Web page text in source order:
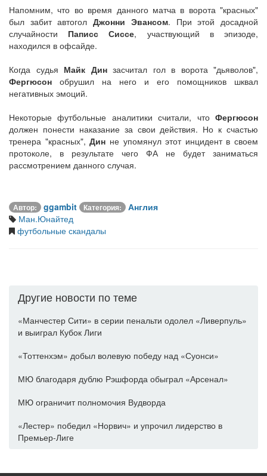
Напомним, что во время данного матча в ворота "красных"
был забит автоголДжонни Эвансом. При этой досадной
случайности Паписс Сиссе, участвующий в эпизоде,
находился в офсайде.
Когда судья Майк Динзасчитал гол в ворота "дьяволов",
Фергюсон обрушил на него и его помощников шквал
негативных эмоций.
Некоторые футбольные аналитики считали, что Фергюсон
должен понести наказание за свои действия. Но к счастью
тренера "красных",Дин не упомянул этот инцидент в своем
протоколе, в результате чего ФА не будет заниматься
рассмотрением данного случая.
Автор: ggambit Категория:
Англия
Ман.Юнайтед
футбольные скандалы
Другие новости по теме
«Манчестер Сити» в серии пенальти одолел «Ливерпуль»
и выиграл Кубок Лиги
«Тоттенхэм» добыл волевую победу над «Суонси»
МЮ благодаря дублю Рэшфорда обыграл «Арсенал»
МЮ ограничит полномочия Вудворда
«Лестер» победил «Норвич» и упрочил лидерство в
Премьер-Лиге